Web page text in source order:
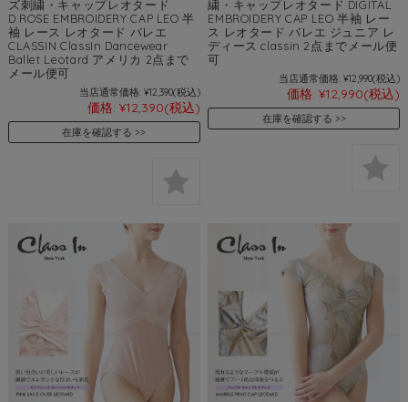
ズ刺繍・キャップレオタード
D.ROSE EMBROIDERY CAP LEO 半
袖 レース レオタード バレエ
CLASSIN ClassIn Dancewear
Ballet Leotard アメリカ 2点まで
メール便可
当店通常価格: ¥12,390(税込)
価格: ¥12,390(税込)
在庫を確認する
繍・キャップレオタード DIGITAL
EMBROIDERY CAP LEO 半袖 レー
ス レオタード バレエ ジュニア レ
ディース classin 2点までメール便
可
当店通常価格: ¥12,990(税込)
価格: ¥12,990(税込)
在庫を確認する